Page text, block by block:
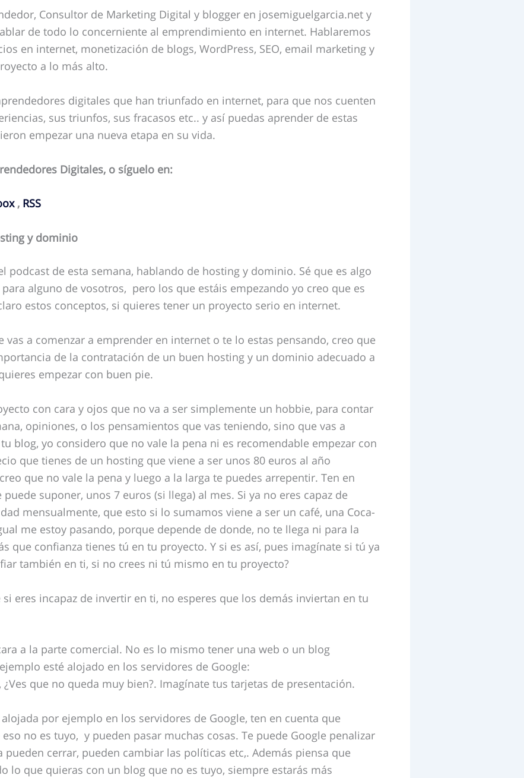
Consultor de Marketing Digital y blogger en josemiguelgarcia.net y
de todo lo concerniente al emprendimiento en internet. Hablaremos
en internet, monetización de blogs, WordPress, SEO, email marketing y
a lo más alto.
digitales que han triunfado en internet, para que nos cuenten
sus triunfos, sus fracasos etc.. y así puedas aprender de estas
empezar una nueva etapa en su vida.
Digitales, o síguelo en:
, RSS
y dominio
podcast de esta semana, hablando de hosting y dominio. Sé que es algo
alguno de vosotros, pero los que estáis empezando yo creo que es
estos conceptos, si quieres tener un proyecto serio en internet.
vas a comenzar a emprender en internet o te lo estas pensando, creo que
de la contratación de un buen hosting y un dominio adecuado a
empezar con buen pie.
con cara y ojos que no va a ser simplemente un hobbie, para contar
opiniones, o los pensamientos que vas teniendo, sino que vas a
blog, yo considero que no vale la pena ni es recomendable empezar con
que tienes de un hosting que viene a ser unos 80 euros al año
que no vale la pena y luego a la larga te puedes arrepentir. Ten en
suponer, unos 7 euros (si llega) al mes. Si ya no eres capaz de
mensualmente, que esto si lo sumamos viene a ser un café, una Coca-
me estoy pasando, porque depende de donde, no te llega ni para la
que confianza tienes tú en tu proyecto. Y si es así, pues imagínate si tú ya
también en ti, si no crees ni tú mismo en tu proyecto?
eres incapaz de invertir en ti, no esperes que los demás inviertan en tu
a la parte comercial. No es lo mismo tener una web o un blog
esté alojado en los servidores de Google:
que no queda muy bien?. Imagínate tus tarjetas de presentación.
por ejemplo en los servidores de Google, ten en cuenta que
no es tuyo, y pueden pasar muchas cosas. Te puede Google penalizar
cerrar, pueden cambiar las políticas etc,. Además piensa que
lo que quieras con un blog que no es tuyo, siempre estarás más